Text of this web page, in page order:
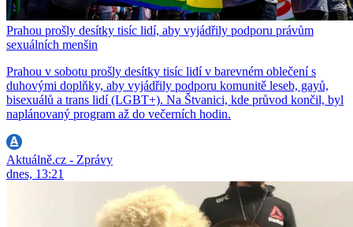
Prahou prošly desítky tisíc lidí, aby vyjádřily podporu právům
sexuálních menšin
Prahou v sobotu prošly desítky tisíc lidí v barevném oblečení s
duhovými doplňky, aby vyjádřily podporu komunitě leseb, gayů,
bisexuálů a trans lidí (LGBT+). Na Štvanici, kde průvod končil, byl
naplánovaný program až do večerních hodin.
Aktuálně.cz - Zprávy
dnes, 13:21